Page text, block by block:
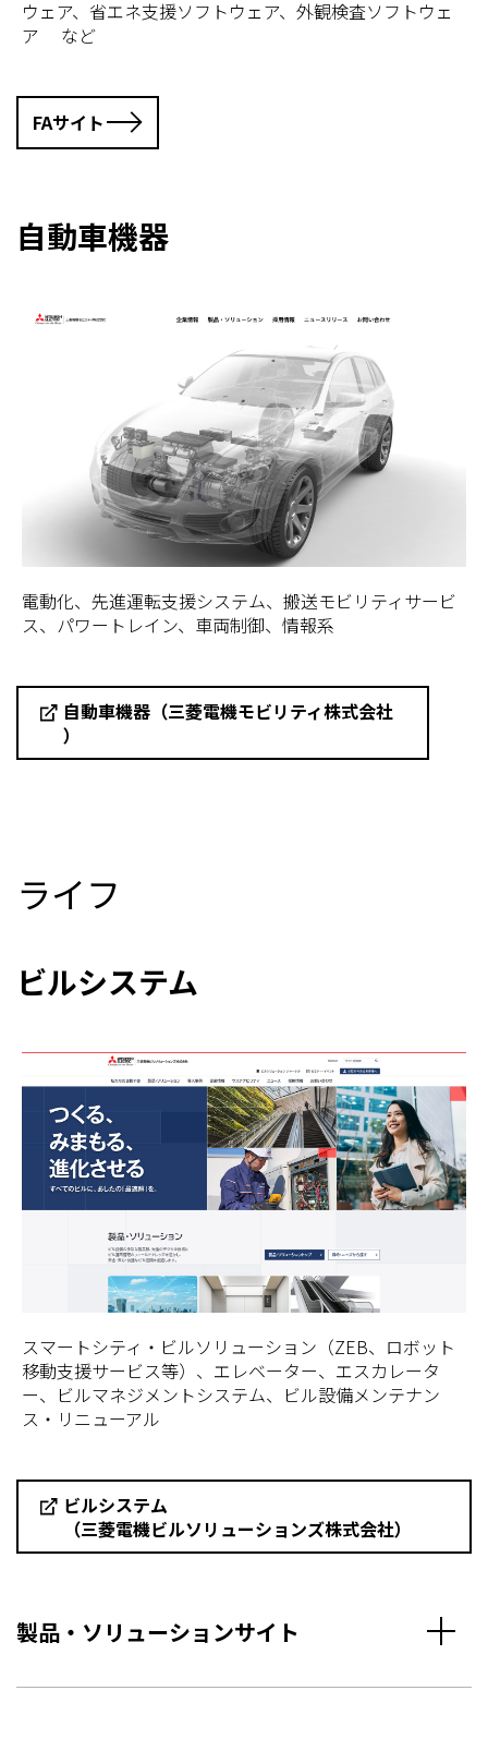
ウェア、省エネ支援ソフトウェア、外観検査ソフトウェ
ア など
FAサイト
自動車機器
電動化、先進運転支援システム、搬送モビリティサービ
ス、パワートレイン、車両制御、情報系
自動車機器（三菱電機モビリティ株式会社
）
ライフ
ビルシステム
スマートシティ・ビルソリューション（ZEB、ロボット
移動支援サービス等）、エレベーター、エスカレータ
ー、ビルマネジメントシステム、ビル設備メンテナン
ス・リニューアル
ビルシステム
（三菱電機ビルソリューションズ株式会社）
製品・ソリューションサイト